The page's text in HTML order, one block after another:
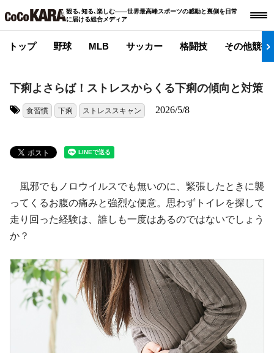
観る､知る､楽しむ――世界最高峰スポーツの感動と裏側を日常
に届ける総合メディア
トップ 野球 MLB サッカー 格闘技 その他競技
下痢よさらば！ストレスからくる下痢の傾向と対策
食習慣 下痢 ストレススキャン 2026/5/8
風邪でもノロウイルスでも無いのに、緊張したときに襲
ってくるお腹の痛みと強烈な便意。思わずトイレを探して
走り回った経験は、誰しも一度はあるのではないでしょう
か？